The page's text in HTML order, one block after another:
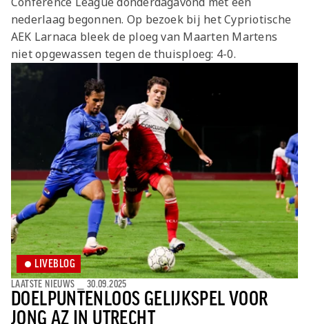
Jong AZ
Seizoenkaart
nederlaag begonnen. Op bezoek bij het Cypriotische
AEK Larnaca bleek de ploeg van Maarten Martens
niet opgewassen tegen de thuisploeg: 4-0.
DOELPUNTENLOOS GELIJKSPEL VOOR
JONG AZ IN UTRECHT
LAATSTE NIEUWS 30.09.2025
LIVEBLOG